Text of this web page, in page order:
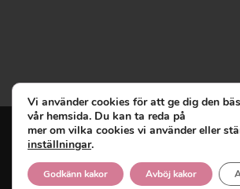
innehar upphovsrätten till denna
Vi använder cookies för att ge dig den
vår hemsida. Du kan ta reda på
mer om vilka cookies vi använder eller
inställningar.
Godkänn kakor Avböj kakor